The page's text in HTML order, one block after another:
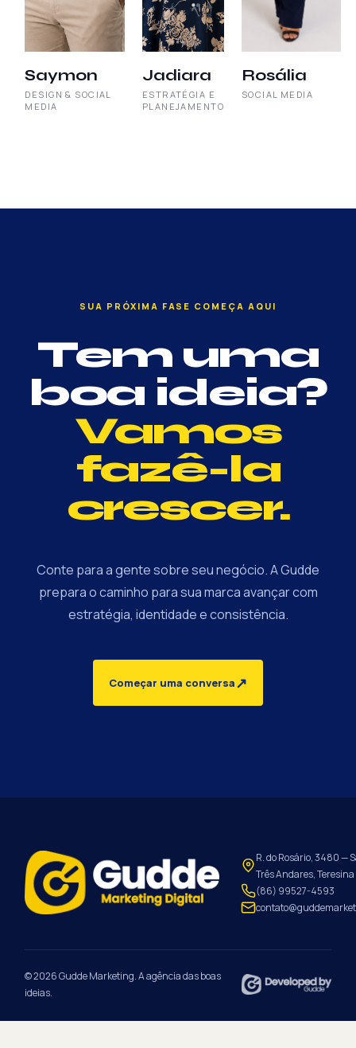
Saymon
DESIGN & SOCIAL
MEDIA
Jadiara
ESTRATÉGIA E
PLANEJAMENTO
Rosália
SOCIAL MEDIA
SUA PRÓXIMA FASE COMEÇA AQUI
Tem uma
boa ideia?
Vamos
fazê-la
crescer.
Conte para a gente sobre seu negócio. A Gudde
prepara o caminho para sua marca avançar com
estratégia, identidade e consistência.
Começar uma conversa↗
R. do Rosário, 3480 —
Três Andares,
(86) 99527-4593
© 2026 Gudde Marketing. A agência das boas
ideias.